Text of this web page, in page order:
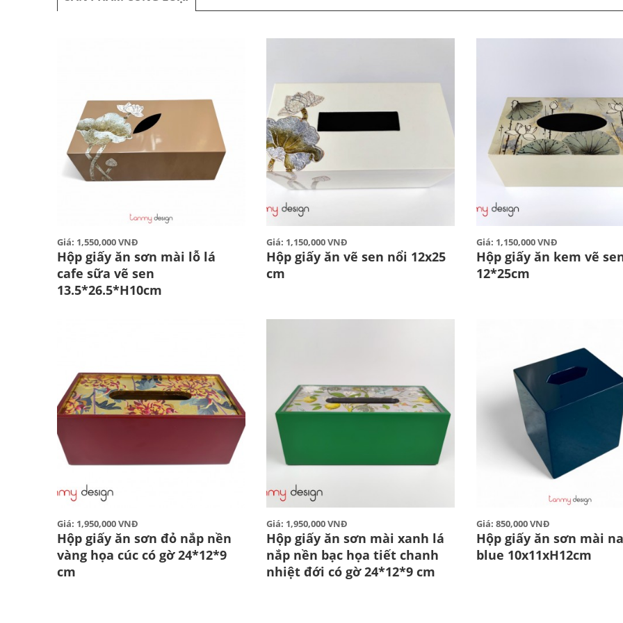
Giá: 1,550,000 VNĐ
Hộp giấy ăn sơn mài lỗ lá
cafe sữa vẽ sen
13.5*26.5*H10cm
Giá: 1,150,000 VNĐ
Hộp giấy ăn vẽ sen nổi 12x25
cm
Giá: 1,150,000 VNĐ
Hộp giấy ăn kem vẽ
12*25cm
Giá: 1,950,000 VNĐ
Hộp giấy ăn sơn đỏ nắp nền
vàng họa cúc có gờ 24*12*9
cm
Giá: 1,950,000 VNĐ
Hộp giấy ăn sơn mài xanh lá
nắp nền bạc họa tiết chanh
nhiệt đới có gờ 24*12*9 cm
Giá: 850,000 VNĐ
Hộp giấy ăn sơn mài
blue 10x11xH12cm